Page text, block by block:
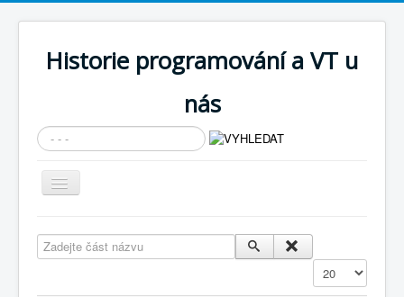
Historie programování a VT u
nás
Vyhledávání...
Přepnout
navigaci
Cíle expozice
Zadejte část názvu
Zobrazit